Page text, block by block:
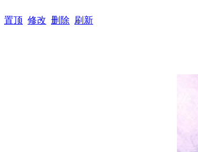
置顶 修改 删除 刷新